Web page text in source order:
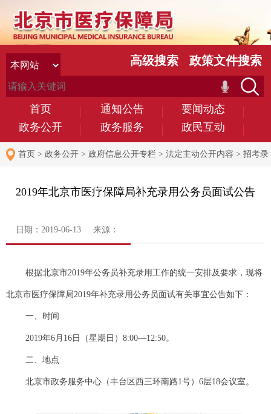
首页 通知公告
要闻动态
政务公开
政务服务 政民互动
高级搜索 政策文件搜索
首页 > 政务公开 > 政府信息公开专栏 > 法定主动公开内容 > 招考录
2019年北京市医疗保障局补充录用公务员面试公告
日期：2019-06-13 来源：
根据北京市2019年公务员补充录用工作的统一安排及要求，现将
北京市医疗保障局2019年补充录用公务员面试有关事宜公告如下：
一、时间
2019年6月16日（星期日）8:00—12:50。
二、地点
北京市政务服务中心（丰台区西三环南路1号）6层18会议室。